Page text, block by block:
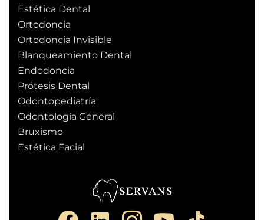
Estética Dental
Ortodoncia
Ortodoncia Invisible
Blanqueamiento Dental
Endodoncia
Prótesis Dental
Odontopediatría
Odontología General
Bruxismo
Estética Facial